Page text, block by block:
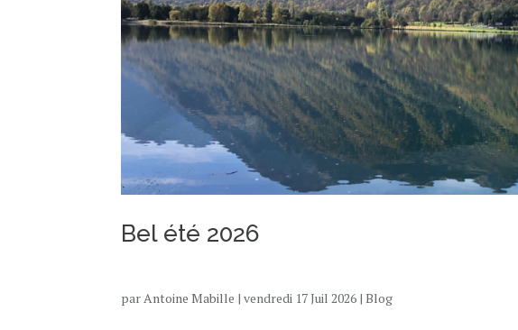
Bel été 2026
parAntoine Mabille |vendredi 17 Juil 2026 |Blog